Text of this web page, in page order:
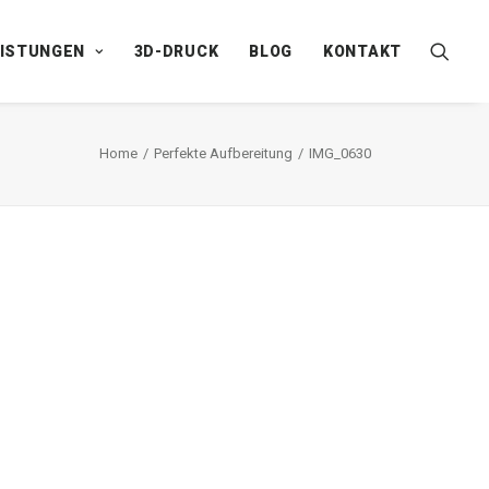
3D-DRUCK BLOG KONTAKT
Home Perfekte Aufbereitung IMG_0630